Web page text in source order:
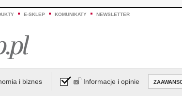
E-SKLEP KOMUNIKATY NEWSLETTER
i biznes Informacje i opinie